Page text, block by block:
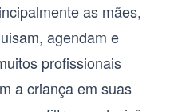
as mães,
agendam e
profissionais
a criança em suas